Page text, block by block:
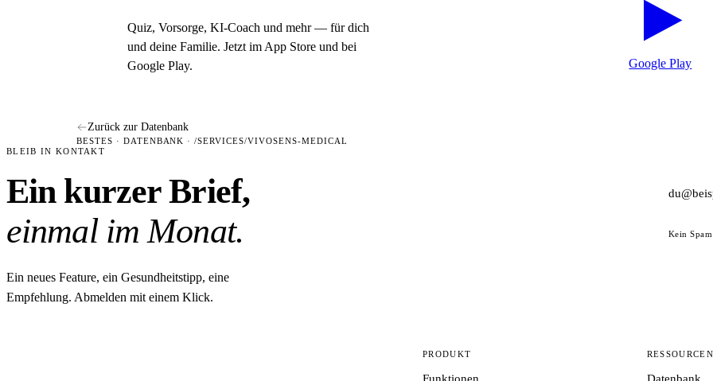
Quiz, Vorsorge, KI-Coach und mehr — für dich
und deine Familie. Jetzt im App Store und bei
Google Play.
Google Play
Zurück zur Datenbank
BESTES · DATENBANK · /SERVICES/VIVOSENS-MEDICAL
BLEIB IN KONTAKT
Ein kurzer Brief,
einmal im Monat.
Ein neues Feature, ein Gesundheitstipp, eine
Empfehlung. Abmelden mit einem Klick.
Kein Spam
PRODUKT RESSOURCEN